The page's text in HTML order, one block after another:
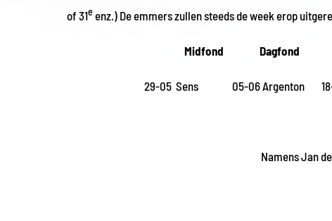
of 31eenz.) De emmers zullen steeds de week erop
Midfond Dagfond
29-05 Sens 05-06 Argenton 18-
Namens Jan